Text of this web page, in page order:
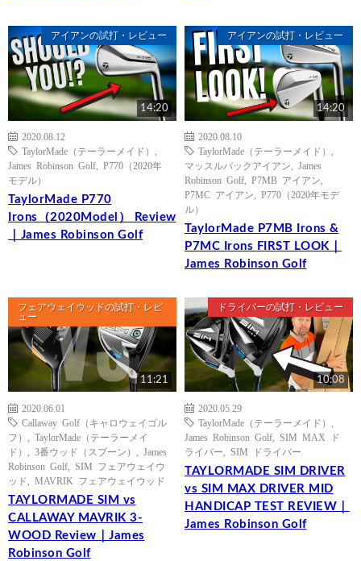
アイアンの試打・レビュー
14:20
2020.08.12
TaylorMade（テーラーメイド）
James Robinson Golf
P770（2020年
モデル）
TaylorMade P770
Irons（2020Model） Review
｜James Robinson Golf
アイアンの試打・レビュー
14:20
2020.08.10
TaylorMade（テーラーメイド）
マッスルバックアイアン
James
Robinson Golf
P7MB アイアン
P7MC アイアン
P770（2020年モデ
ル）
TaylorMade P7MB Irons &
P7MC Irons FIRST LOOK｜
James Robinson Golf
フェアウェイウッドの試打・レビ
ュー
11:21
2020.06.01
Callaway Golf（キャロウェイゴル
フ）
TaylorMade（テーラーメイ
ド）
3番ウッド（スプーン）
James
Robinson Golf
SIM フェアウェイウ
ッド
MAVRIK フェアウェイウッド
TAYLORMADE SIM vs
CALLAWAY MAVRIK 3-
WOOD Review｜James
Robinson Golf
ドライバーの試打・レビュー
10:08
2020.05.29
TaylorMade（テーラーメイド）
James Robinson Golf
SIM MAX ド
ライバー
SIM ドライバー
TAYLORMADE SIM DRIVER
vs SIM MAX DRIVER MID
HANDICAP TEST REVIEW｜
James Robinson Golf